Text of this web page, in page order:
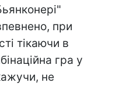
при
тікаючи в
гра у
не